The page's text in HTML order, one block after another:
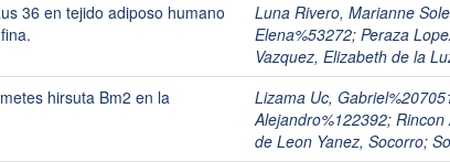
36 en tejido adiposo humano
Luna Rivero, Marianne
Elena%53272; Peraza
Vazquez, Elizabeth de la
hirsuta Bm2 en la
Lizama Uc,
Alejandro%122392; Rincon
de Leon Yanez, Socorro;